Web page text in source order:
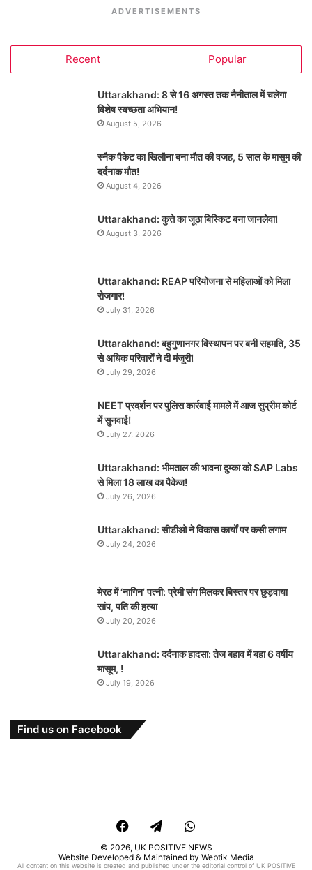
ADVERTISEMENTS
Recent Popular
Uttarakhand: 8 से 16 अगस्त तक नैनीताल में चलेगा
विशेष स्वच्छता अभियान!
August 5, 2026
स्नैक पैकेट का खिलौना बना मौत की वजह, 5 साल के मासूम की
दर्दनाक मौत!
August 4, 2026
Uttarakhand: कुत्ते का जूठा बिस्किट बना जानलेवा!
August 3, 2026
Uttarakhand: REAP परियोजना से महिलाओं को मिला
रोजगार!
July 31, 2026
Uttarakhand: बहुगुणानगर विस्थापन पर बनी सहमति, 35
से अधिक परिवारों ने दी मंजूरी!
July 29, 2026
NEET प्रदर्शन पर पुलिस कार्रवाई मामले में आज सुप्रीम कोर्ट
में सुनवाई!
July 27, 2026
Uttarakhand: भीमताल की भावना दुम्का को SAP Labs
से मिला 18 लाख का पैकेज!
July 26, 2026
Uttarakhand: सीडीओ ने विकास कार्यों पर कसी लगाम
July 24, 2026
मेरठ में ‘नागिन’ पत्नी: प्रेमी संग मिलकर बिस्तर पर छुड़वाया
सांप, पति की हत्या
July 20, 2026
Uttarakhand: दर्दनाक हादसा: तेज बहाव में बहा 6 वर्षीय
मासूम, !
July 19, 2026
Find us on Facebook
FacebookTelegramWhatsApp
© 2026, UK POSITIVE NEWS
Website Developed & Maintained by Webtik Media
All content on this website is created and published under the editorial control of UK POSITIVE